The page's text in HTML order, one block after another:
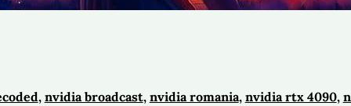
, nvidia broadcast, nvidia romania, nvidia rtx 4090,